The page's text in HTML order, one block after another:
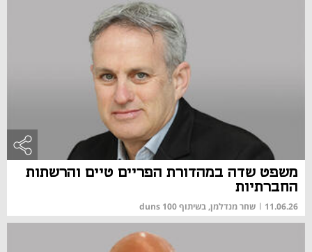
משפט שדה במהדורת הפריים טיים והרשתות
החברתיות
11.06.26
| שחר מנדלמן, בשיתוף duns 100